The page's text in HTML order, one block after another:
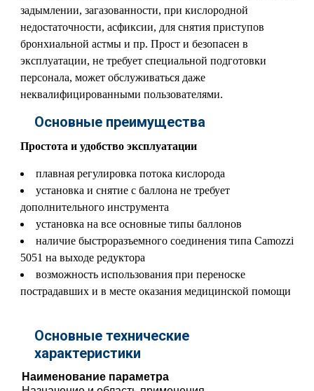
задымлении, загазованности, при кислородной
недостаточности, асфиксии, для снятия приступов
бронхиальной астмы и пр. Прост и безопасен в
эксплуатации, не требует специальной подготовки
персонала, может обслуживаться даже
неквалифицированными пользователями.
Основные преимущества
Простота и удобство эксплуатации
плавная регулировка потока кислорода
установка и снятие с баллона не требует
дополнительного инструмента
установка на все основные типы баллонов
наличие быстроразъемного соединения типа Camozzi
5051 на выходе редуктора
возможность использования при переноске
пострадавших и в месте оказания медицинской помощи
Основные технические
характеристики
Наименование параметра